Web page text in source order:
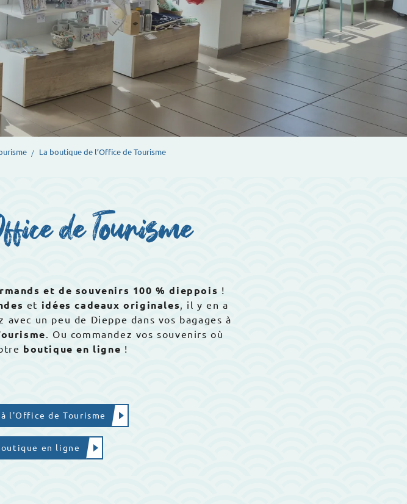
La boutique de l’Office de Tourisme
de Tourisme
et de souvenirs 100 % dieppois !
et idées cadeaux originales, il y en a
un peu de Dieppe dans vos bagages à
. Ou commandez vos souvenirs où
boutique en ligne !
l'Office de Tourisme
en ligne